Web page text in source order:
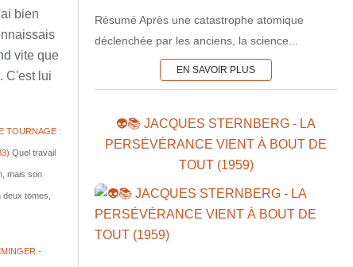
Résumé Après une catastrophe atomique
déclenchée par les anciens, la science...
EN SAVOIR PLUS
👽📚 JACQUES STERNBERG - LA
PERSÉVÉRANCE VIENT À BOUT DE
TOUT (1959)
bien
vite que
C'est lui
TOURNAGE :
Quel travail
mais son
tomes,
-